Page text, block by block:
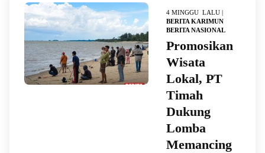
4 MINGGU LALU |
BERITA KARIMUN
BERITA NASIONAL
Promosikan
Wisata
Lokal, PT
Timah
Dukung
Lomba
Memancing